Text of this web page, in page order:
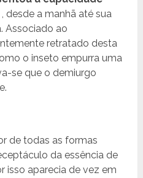
, desde a manhã até sua
Associado ao
retratado desta
o inseto empurra uma
se que o demiurgo
de todas as formas
da essência de
isso aparecia de vez em